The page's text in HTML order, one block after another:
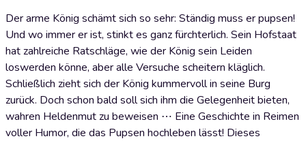
Der arme König schämt sich so sehr: Ständig muss er pupsen!
Und wo immer er ist, stinkt es ganz fürchterlich. Sein Hofstaat
hat zahlreiche Ratschläge, wie der König sein Leiden
loswerden könne, aber alle Versuche scheitern kläglich.
Schließlich zieht sich der König kummervoll in seine Burg
zurück. Doch schon bald soll sich ihm die Gelegenheit bieten,
wahren Heldenmut zu beweisen ⋯ Eine Geschichte in Reimen
voller Humor, die das Pupsen hochleben lässt! Dieses